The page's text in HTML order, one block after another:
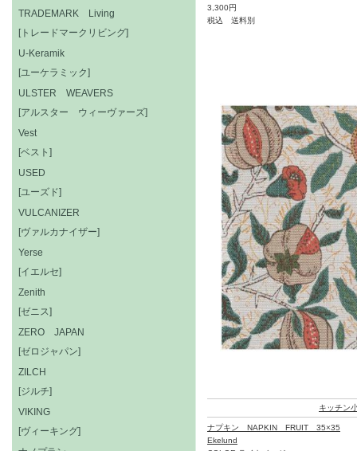
3,300円
税込 送料別
キッチン
ナプキン NAPKIN FRUIT 35×35
Ekelund
TRADEMARK Living
[トレードマークリビング]
U-Keramik
[ユーケラミック]
ULSTER WEAVERS
[アルスター ウィーヴァーズ]
Vest
[ベスト]
USED
[ユーズド]
VULCANIZER
[ヴァルカナイザー]
Yerse
[イエルセ]
Zenith
[ゼニス]
ZERO JAPAN
[ゼロジャパン]
ZILCH
[ジルチ]
VIKING
[ヴィーキング]